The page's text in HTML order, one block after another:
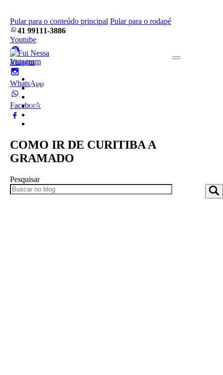
Pular para o conteúdo principal Pular para o rodapé
41 99111-3886
Youtube
Instagram
WhatsApp
Facebook
Home
Pacotes
Empresa
COMO IR DE CURITIBA A
GRAMADO
Pesquisar